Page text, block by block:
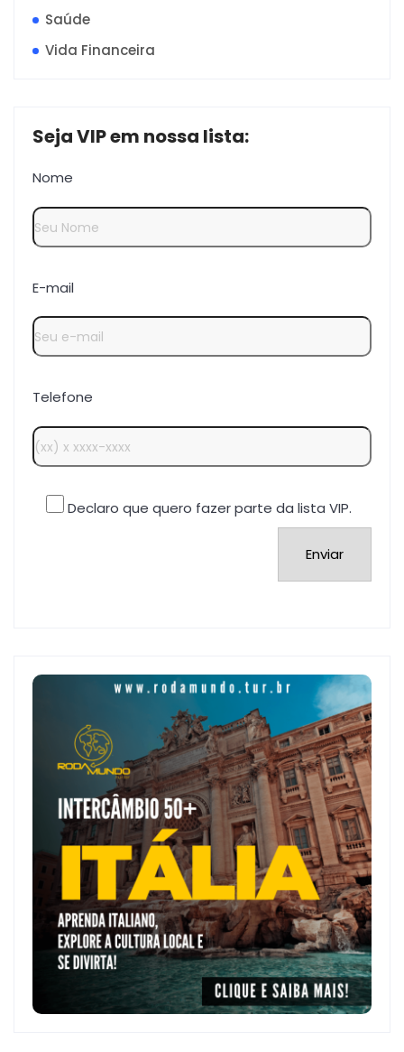
Saúde
Vida Financeira
Seja VIP em nossa lista:
Nome
E-mail
Telefone
Declaro que quero fazer parte da lista VIP.